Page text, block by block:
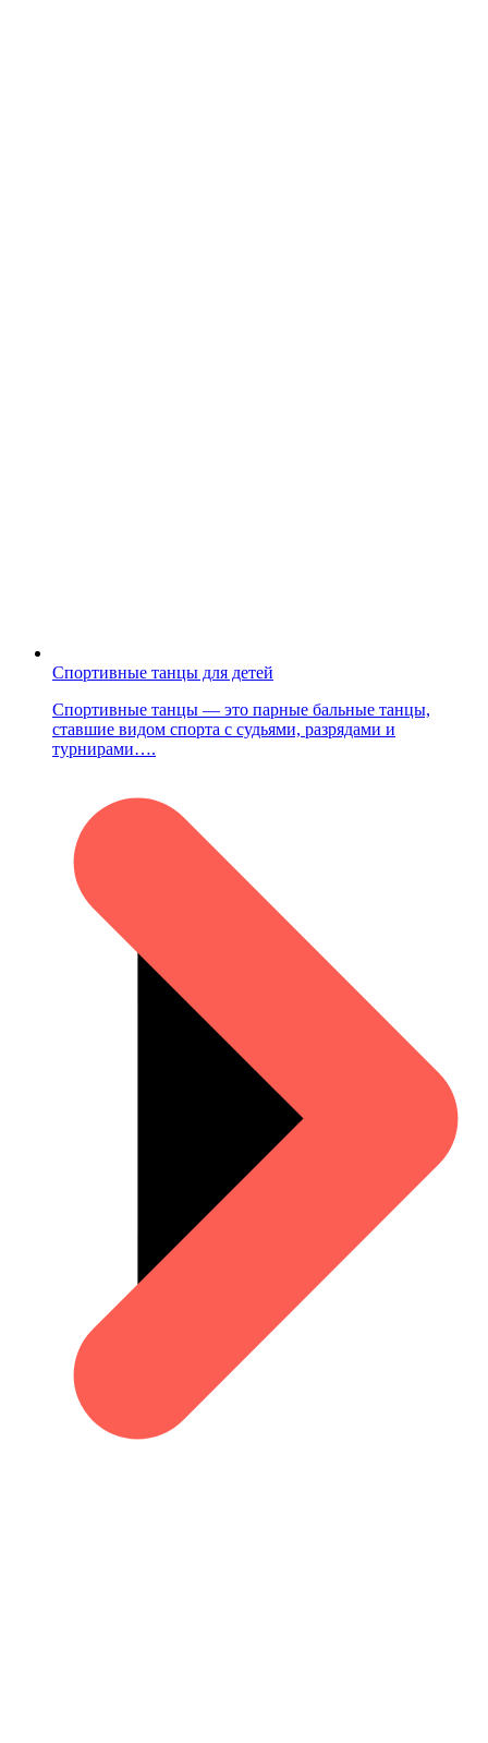
Спортивные танцы для детей
Спортивные танцы — это парные бальные танцы,
ставшие видом спорта с судьями, разрядами и
турнирами….